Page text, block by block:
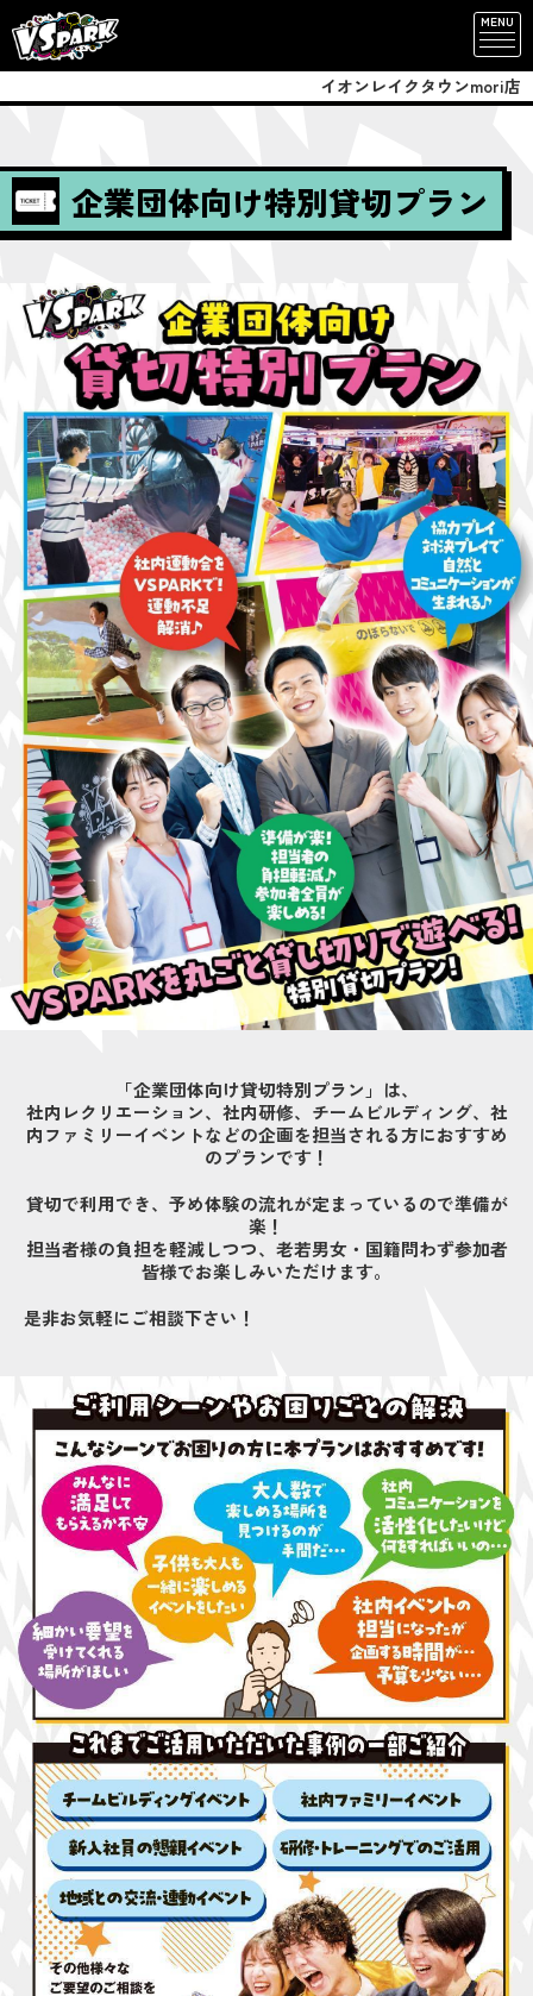
MENU
イオンレイクタウンmori店
企業団体向け特別貸切プラン
「企業団体向け貸切特別プラン」は、
社内レクリエーション、社内研修、チームビルディング、社
内ファミリーイベントなどの企画を担当される方におすすめ
のプランです！
貸切で利用でき、予め体験の流れが定まっているので準備が
楽！
担当者様の負担を軽減しつつ、老若男女・国籍問わず参加者
皆様でお楽しみいただけます。
是非お気軽にご相談下さい！